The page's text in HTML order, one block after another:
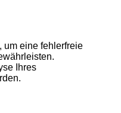
um eine fehlerfreie
Ihres